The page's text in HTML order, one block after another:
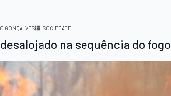
GONÇALVES SOCIEDADE
na sequência do